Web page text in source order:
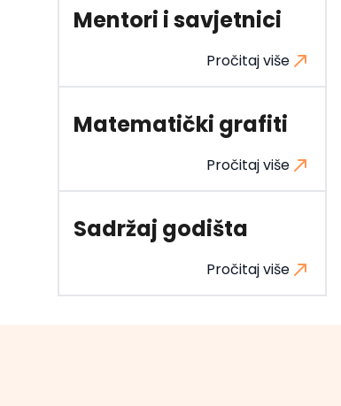
Mentori i savjetnici
Pročitaj više
Matematički grafiti
Pročitaj više
Sadržaj godišta
Pročitaj više